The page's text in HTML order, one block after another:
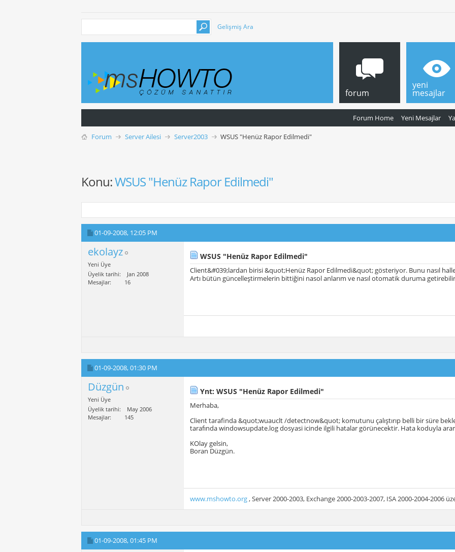
Gelişmiş Ara
forum
Forum Home Yeni Mesajlar
yeni
mesajlar
Forum Server Ailesi Server2003 WSUS "Henüz Rapor Edilmedi"
Konu:WSUS "Henüz Rapor Edilmedi"
01-09-2008, 12:05 PM
ekolayz
Yeni Üye
Üyelik tarihi
Jan 2008
Mesajlar
16
WSUS "Henüz Rapor Edilmedi"
Client&#039;lardan birisi &quot;Henüz Rapor Edilmedi&quot; gösteriyor. Bunu nasıl
Artı bütün güncelleştirmelerin bittiğini nasol anlarım ve nasıl otomatik duruma
01-09-2008,01:30 PM
Düzgün
Yeni Üye
Üyelik tarihi
May 2006
Mesajlar
145
Ynt: WSUS "Henüz Rapor Edilmedi"
Merhaba,
Client tarafinda &quot;wuauclt /detectnow&quot; komutunu çalıştırıp belli bir süre
tarafında windowsupdate.log dosyasi icinde ilgili hatalar görünecektir. Hata koduyla
KOlay gelsin,
Boran Düzgün.
www.mshowto.org, Server 2000-2003, Exchange 2000-2003-2007, ISA 2000-2004-2006
01-09-2008,01:45 PM